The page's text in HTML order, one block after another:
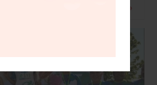
Leer más »